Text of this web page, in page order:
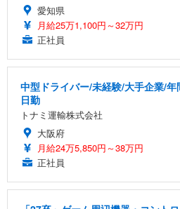
愛知県
月給25万1,100円～32万円
正社員
中型ドライバー/未経験/大手企業/
日勤
トナミ運輸株式会社
大阪府
月給24万5,850円～38万円
正社員